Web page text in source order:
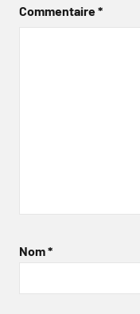
Commentaire*
Nom*